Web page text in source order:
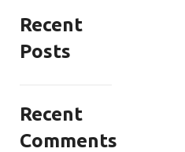
Recent
Posts
Recent
Comments